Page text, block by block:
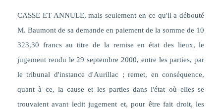
CASSE ET ANNULE, mais seulement en ce qu'il a débouté
M. Baumont de sa demande en paiement de la somme de 10
323,30 francs au titre de la remise en état des lieux, le
jugement rendu le 29 septembre 2000, entre les parties, par
le tribunal d'instance d'Aurillac ; remet, en conséquence,
quant à ce, la cause et les parties dans l'état où elles se
trouvaient avant ledit jugement et, pour être fait droit, les